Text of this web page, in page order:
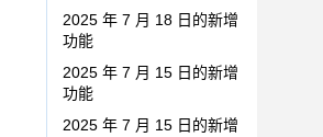
2025 年 7 月 18 日的新增
功能
2025 年 7 月 15 日的新增
功能
2025 年 7 月 15 日的新增